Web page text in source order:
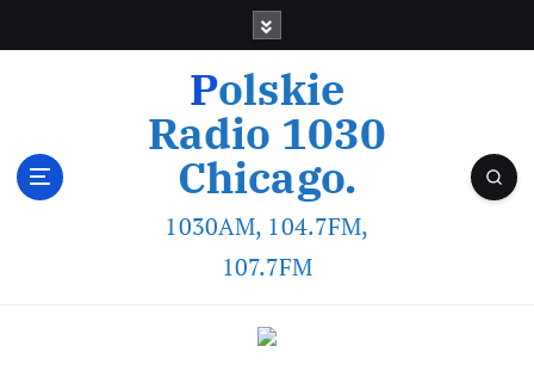
Polskie
Radio 1030
Chicago.
1030AM, 104.7FM,
107.7FM